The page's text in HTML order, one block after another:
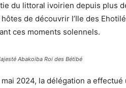
du littoral ivoirien depuis plus
de découvrir l’Ile des
ces moments solennels.
Abakoiba Roi des Bétibé
2024, la délégation a